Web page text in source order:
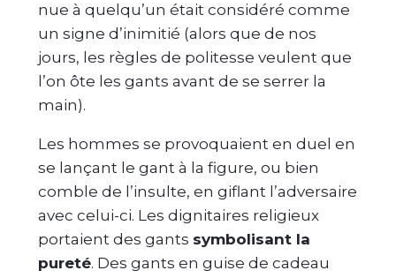
nue à quelqu’un était considéré comme
un signe d’inimitié (alors que de nos
jours, les règles de politesse veulent que
l’on ôte les gants avant de se serrer la
main).
Les hommes se provoquaient en duel en
se lançant le gant à la figure, ou bien
comble de l’insulte, en giflant l’adversaire
avec celui-ci. Les dignitaires religieux
portaient des gants symbolisant la
pureté. Des gants en guise de cadeau